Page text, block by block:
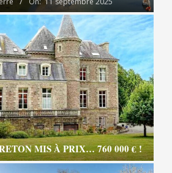
MIS À PRIX… 760 000 € !